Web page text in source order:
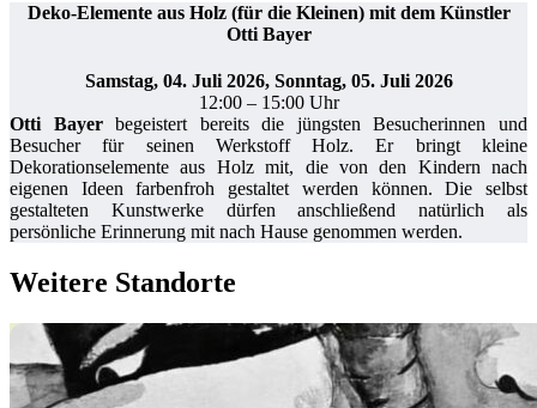
Deko-Elemente aus Holz (für die Kleinen) mit dem Künstler
Otti Bayer
Samstag, 04. Juli 2026, Sonntag, 05. Juli 2026
12:00 – 15:00 Uhr
Otti Bayerbegeistert bereits die jüngsten Besucherinnen und
Besucher für seinen Werkstoff Holz. Er bringt kleine
Dekorationselemente aus Holz mit, die von den Kindern nach
eigenen Ideen farbenfroh gestaltet werden können. Die selbst
gestalteten Kunstwerke dürfen anschließend natürlich als
persönliche Erinnerung mit nach Hause genommen werden.
Weitere Standorte